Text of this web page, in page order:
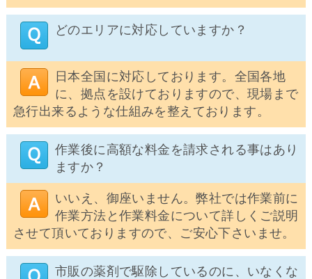
どのエリアに対応していますか？
日本全国に対応しております。全国各地
に、拠点を設けておりますので、現場まで
急行出来るような仕組みを整えております。
作業後に高額な料金を請求される事はあり
ますか？
いいえ、御座いません。弊社では作業前に
作業方法と作業料金について詳しくご説明
させて頂いておりますので、ご安心下さいませ。
市販の薬剤で駆除しているのに、いなくな